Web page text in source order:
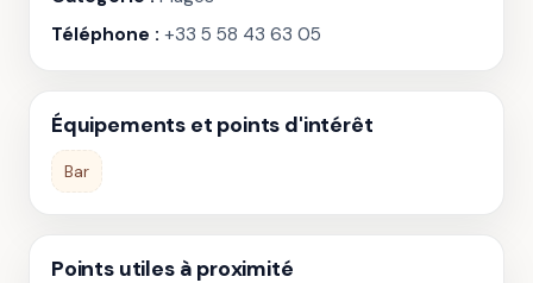
Téléphone : +33 5 58 43 63 05
Équipements et points d'intérêt
Bar
Points utiles à proximité